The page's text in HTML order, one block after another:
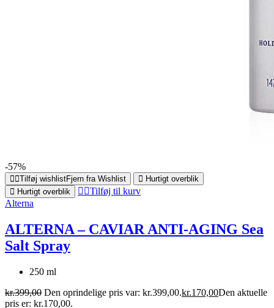
-57%
Tilføj wishlistFjern fra Wishlist
Hurtigt overblik
Hurtigt overblik
Tilføj til kurv
Alterna
ALTERNA – CAVIAR ANTI-AGING Sea
Salt Spray
250 ml
kr.399,00 Den oprindelige pris var: kr.399,00.kr.170,00Den aktuelle
pris er: kr.170,00.